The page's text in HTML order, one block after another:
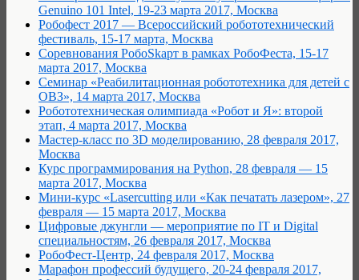
Genuino 101 Intel, 19-23 марта 2017, Москва
Робофест 2017 — Всероссийский робототехнический
фестиваль, 15-17 марта, Москва
Cоревнования РобоSkарт в рамках РобоФеста, 15-17
марта 2017, Москва
Семинар «Реабилитационная робототехника для детей с
ОВЗ», 14 марта 2017, Москва
Робототехническая олимпиада «Робот и Я»: второй
этап, 4 марта 2017, Москва
Мастер-класс по 3D моделированию, 28 февраля 2017,
Москва
Курс программирования на Python, 28 февраля — 15
марта 2017, Москва
Мини-курс «Lasercutting или «Как печатать лазером», 27
февраля — 15 марта 2017, Москва
Цифровые джунгли — мероприятие по IT и Digital
специальностям, 26 февраля 2017, Москва
РобоФест-Центр, 24 февраля 2017, Москва
Марафон профессий будущего, 20-24 февраля 2017,